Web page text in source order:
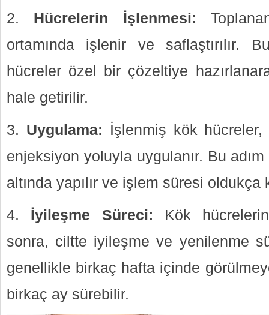
Hücrelerin İşlenmesi:
ortamında işlenir ve saflaştırılır.
hücreler özel bir çözeltiye
hale getirilir.
Uygulama: İşlenmiş kök hücreler,
enjeksiyon yoluyla uygulanır. Bu
altında yapılır ve işlem süresi oldukça
İyileşme Süreci: Kök
sonra, ciltte iyileşme ve yenilenme
genellikle birkaç hafta içinde
birkaç ay sürebilir.